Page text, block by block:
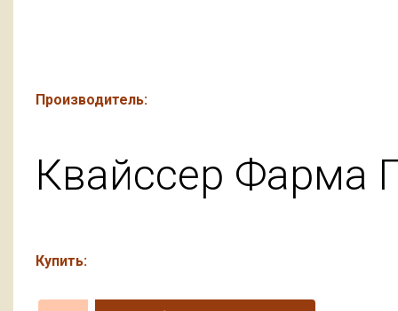
Производитель:
Квайссер Фарма
Купить: